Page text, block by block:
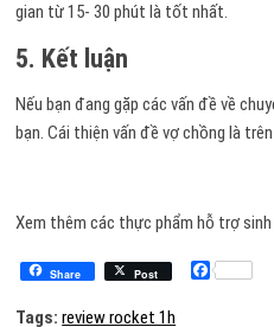
gian từ 15- 30 phút là tốt nhất.
5. Kết luận
Nếu bạn đang gặp các vấn đề về
bạn. Cái thiện vấn đề vợ chồng là
Xem thêm các thực phẩm hỗ trợ
Share Post Facebook
Tags: review rocket 1h